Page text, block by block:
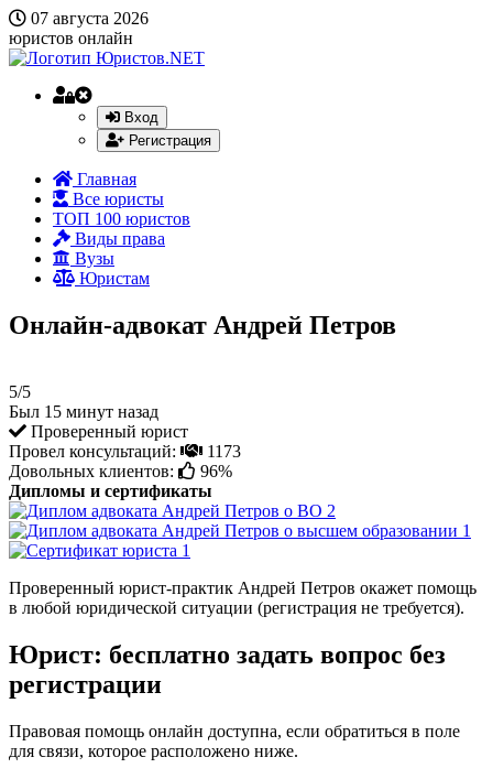
07 августа 2026
юристов онлайн
Вход
Регистрация
Главная
Все юристы
ТОП 100 юристов
Виды права
Вузы
Юристам
Онлайн-адвокат Андрей Петров
5/5
Был 15 минут назад
Проверенный юрист
Провел консультаций:
1173
Довольных клиентов:
96%
Дипломы и сертификаты
Проверенный юрист-практик Андрей Петров окажет помощь
в любой юридической ситуации (регистрация не требуется).
Юрист: бесплатно задать вопрос без
регистрации
Правовая помощь онлайн доступна, если обратиться в поле
для связи, которое расположено ниже.